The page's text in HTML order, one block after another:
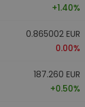
+1.40%
0.865002 EUR
0.00%
187.260 EUR
+0.50%